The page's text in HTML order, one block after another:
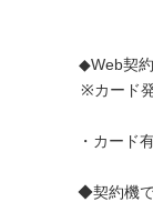
◆Web契
※カード
・カード
◆契約機